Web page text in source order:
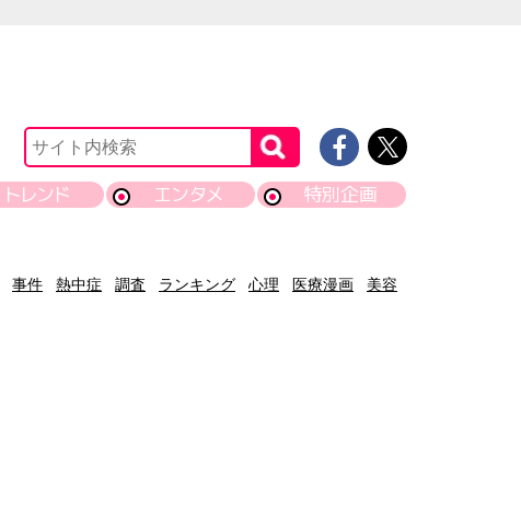
トレンド エンタメ 特別企画
事件 熱中症 調査 ランキング 心理 医療漫画
美容